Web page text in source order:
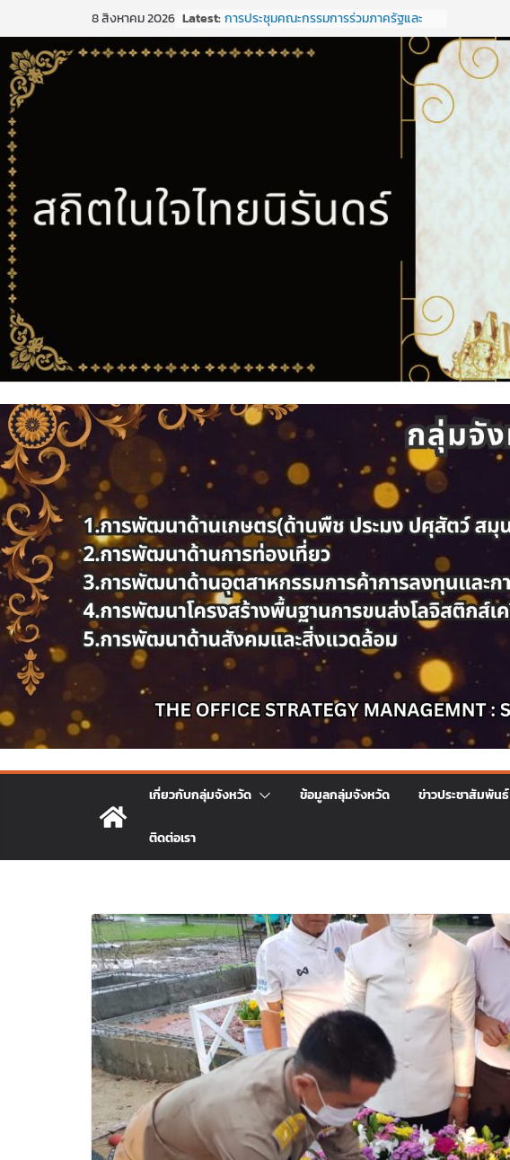
8 สิงหาคม 2026 Latest:การประชุมคณะกรรมการร่วมภาครัฐและ
เอกชนเพื่อแก้ไขปัญหาทางเศรษฐกิจ
(กรอ.) กลุ่มจังหวัดภาคใต้ฝั่งอ่าวไทย ครั้งที่
การประชุมคณะกรรมการร่วมภาครัฐและ
(กรอ.) กลุ่มจังหวัดภาคใต้ฝั่งอ่าวไทย ครั้งที่
การประชุมคณะอนุกรรมการเพื่อจัดทำแผน
๒๕๒๕)และจัดทำแผนปฏิบัติราชการประจำ
ปีงบประมาณ พ.ศ. ๒๕๒๑ ของกลุ่มจังหวัด
ขอเชิญประชุมคณะกรรมการร่วมภาครัฐ
และเอกชนเพื่อแก้ไขปัญหาทางเศรษฐกิจ
(กรอ.) กลุ่มจังหวัดภาคใต้ฝั่งอ่าวไทย ครั้งที่
2/2569 ในวันที่ 20 มีนาคม 2569
เกี่ยวกับกลุ่มจังหวัด ข้อมูลกลุ่มจังหวัด ข่าวประชาสัมพันธ์
ติดต่อเรา